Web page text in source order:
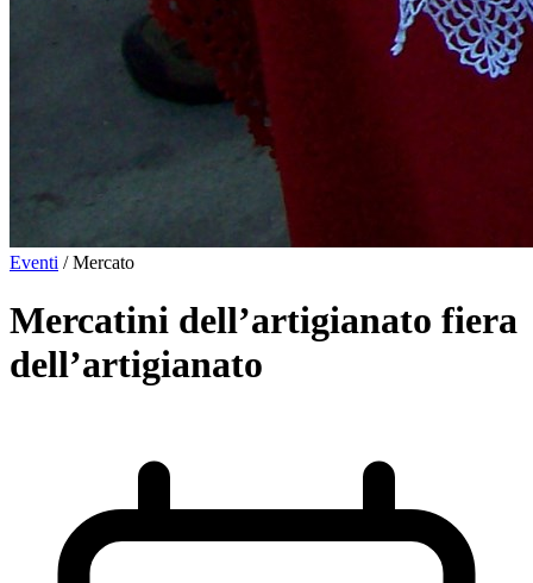
Eventi / Mercato
Mercatini dell’artigianato fiera
dell’artigianato